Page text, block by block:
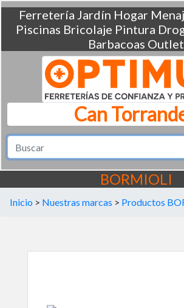
Ferretería Jardín Hogar
Piscinas Bricolaje Pintura
Barbacoas Outlet
Can
BORMIOLI
Inicio > Nuestras marcas > Productos